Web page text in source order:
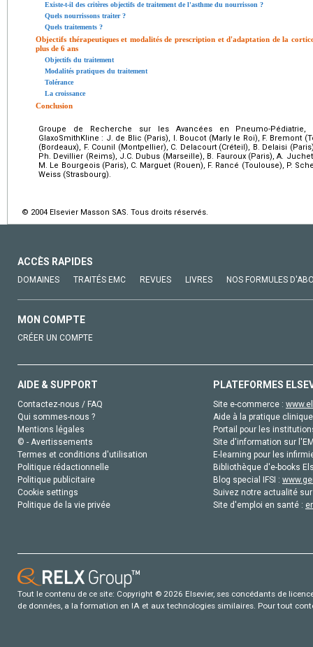
Existe-t-il des critères objectifs de traitement de l'asthme du nourrisson ?
Quels nourrissons traiter ?
Quels traitements ?
Objectifs thérapeutiques et modalités de prescription et d'adaptation de la
plus de 6 ans
Objectifs du traitement
Modalités pratiques du traitement
Tolérance
La croissance
Conclusion
Groupe de Recherche sur les Avancées en Pneumo-
GlaxoSmithKline : J. de Blic (Paris), I. Boucot (Marly le Roi), F. Bremont
(Bordeaux), F. Counil (Montpellier), C. Delacourt (Créteil), B. Delaisi
Ph. Devillier (Reims), J.C. Dubus (Marseille), B. Fauroux (Paris), A.
M. Le Bourgeois (Paris), C. Marguet (Rouen), F. Rancé (Toulouse), P.
Weiss (Strasbourg).
© 2004 Elsevier Masson SAS. Tous droits réservés.
ACCÈS RAPIDES
DOMAINES TRAITÉS EMC REVUES LIVRES NOS FORMULES
MON COMPTE
CRÉER UN COMPTE
AIDE & SUPPORT
Contactez-nous / FAQ
Qui sommes-nous ?
Mentions légales
© - Avertissements
Termes et conditions d'utilisation
Politique rédactionnelle
Politique publicitaire
Cookie settings
Politique de la vie privée
PLATEFORMES
Site e-commerce :
Aide à la pratique
Portail pour les
Site d'information sur
E-learning pour les
Bibliothèque d'e-books
Blog special IFSI :
Suivez notre actualité
Site d'emploi en santé :
Tout le contenu de ce site: Copyright © 2026 Elsevier, ses concédants de
de données, a la formation en IA et aux technologies similaires. Pour tout